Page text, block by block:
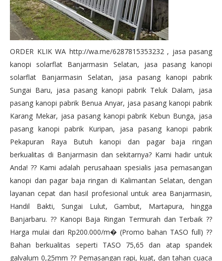
ORDER KLIK WA http://wa.me/6287815353232 , jasa pasang
kanopi solarflat Banjarmasin Selatan, jasa pasang kanopi
solarflat Banjarmasin Selatan, jasa pasang kanopi pabrik
Sungai Baru, jasa pasang kanopi pabrik Teluk Dalam, jasa
pasang kanopi pabrik Benua Anyar, jasa pasang kanopi pabrik
Karang Mekar, jasa pasang kanopi pabrik Kebun Bunga, jasa
pasang kanopi pabrik Kuripan, jasa pasang kanopi pabrik
Pekapuran Raya Butuh kanopi dan pagar baja ringan
berkualitas di Banjarmasin dan sekitarnya? Kami hadir untuk
Anda! ?? Kami adalah perusahaan spesialis jasa pemasangan
kanopi dan pagar baja ringan di Kalimantan Selatan, dengan
layanan cepat dan hasil profesional untuk area Banjarmasin,
Handil Bakti, Sungai Lulut, Gambut, Martapura, hingga
Banjarbaru. ?? Kanopi Baja Ringan Termurah dan Terbaik ??
Harga mulai dari Rp200.000/m� (Promo bahan TASO full) ??
Bahan berkualitas seperti TASO 75,65 dan atap spandek
galvalum 0,25mm ?? Pemasangan rapi, kuat, dan tahan cuaca